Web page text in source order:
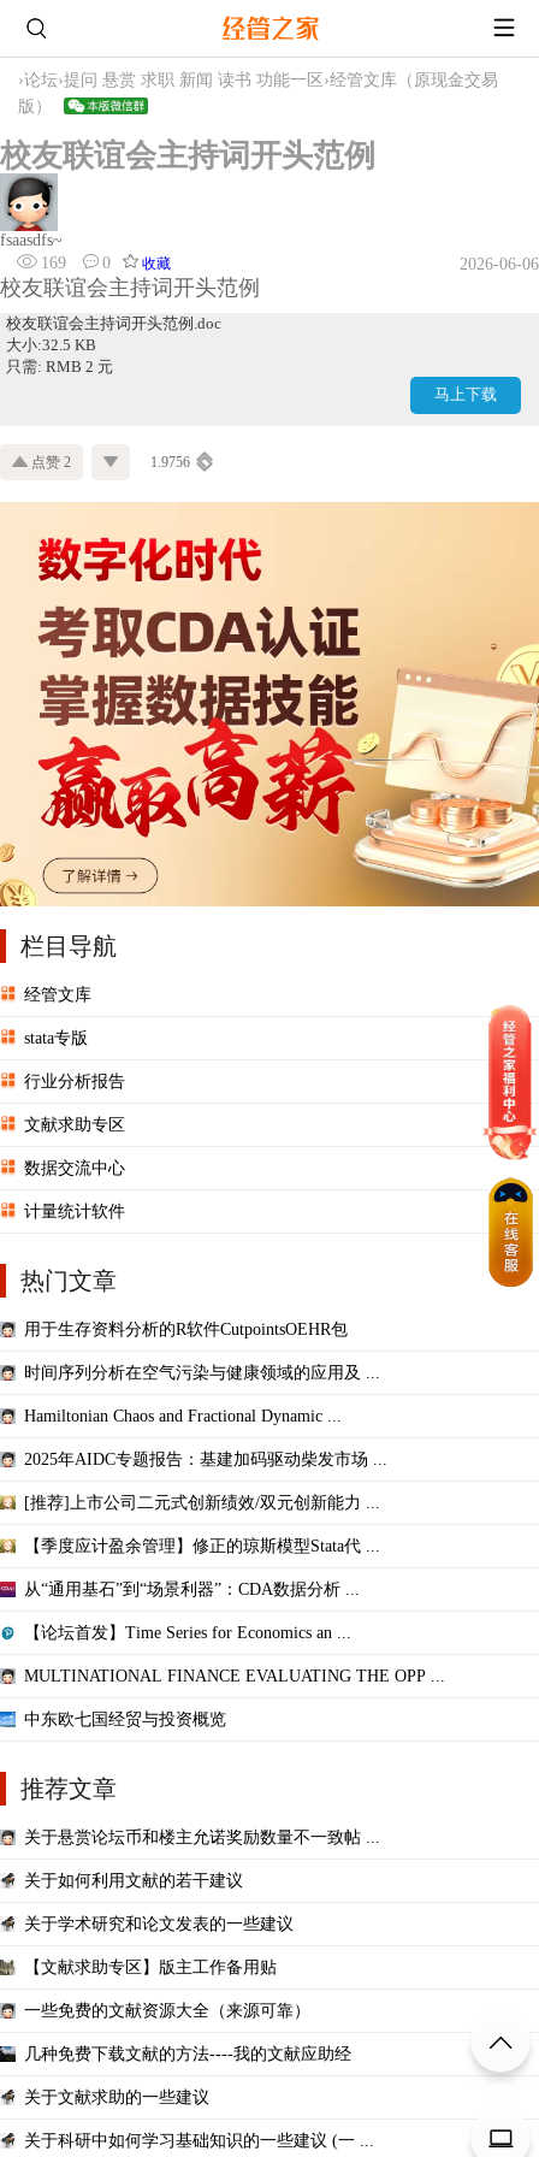
›论坛›提问 悬赏 求职 新闻 读书 功能一区 ›经管文库（原现金交易
版）
校友联谊会主持词开头范例
fsaasdfs~
169
0 收藏 2026-06-06
校友联谊会主持词开头范例
校友联谊会主持词开头范例.doc
大小:32.5 KB
只需: RMB 2 元
马上下载
点赞 2 1.9756
栏目导航
经管文库
stata专版
行业分析报告
文献求助专区
数据交流中心
计量统计软件
热门文章
用于生存资料分析的R软件CutpointsOEHR包
时间序列分析在空气污染与健康领域的应用及 ...
Hamiltonian Chaos and Fractional Dynamic ...
2025年AIDC专题报告：基建加码驱动柴发市场 ...
[推荐]上市公司二元式创新绩效/双元创新能力 ...
【季度应计盈余管理】修正的琼斯模型Stata代 ...
从“通用基石”到“场景利器”：CDA数据分析 ...
【论坛首发】Time Series for Economics an ...
MULTINATIONAL FINANCE EVALUATING THE OPP ...
中东欧七国经贸与投资概览
推荐文章
关于悬赏论坛币和楼主允诺奖励数量不一致帖 ...
关于如何利用文献的若干建议
关于学术研究和论文发表的一些建议
【文献求助专区】版主工作备用贴
一些免费的文献资源大全（来源可靠）
几种免费下载文献的方法----我的文献应助经
关于文献求助的一些建议
关于科研中如何学习基础知识的一些建议 (一 ...